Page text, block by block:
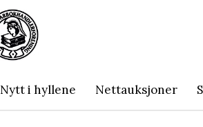
Nytt i hyllene Nettauksjoner